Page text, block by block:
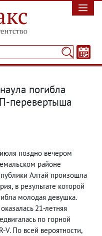
погибла
перевертыша
поздно вечером
районе
Алтай произошла
, в результате которой
молодая девушка.
21-летняя
по горной
V. По всей вероятности,